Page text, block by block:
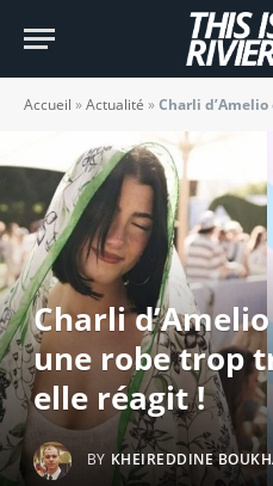
Accueil »Actualité »Charli d’Amelio
Charli
une robe trop
elle réagit !
BY KHEIREDDINE